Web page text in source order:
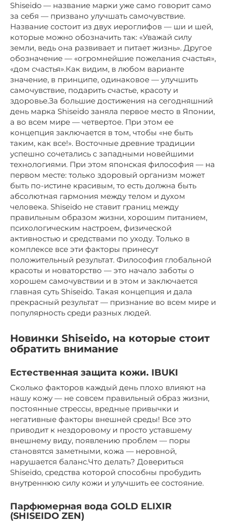
Shiseido — название марки уже само говорит само
за себя — призвано улучшать самочувствие.
Название состоит из двух иероглифов — ши и шей,
которые можно обозначить так: «Уважай силу
земли, ведь она развивает и питает жизнь». Другое
обозначение — «огромнейшие пожелания счастья»,
«дом счастья».Как видим, в любом варианте
значение, в принципе, одинаковое — улучшить
самочувствие, подарить счастье, красоту и
здоровье.За большие достижения на сегодняшний
день марка Shiseido заняла первое место в Японии,
а во всем мире — четвертое. При этом ее
концепция заключается в том, чтобы «не быть
таким, как все!». Восточные древние традиции
успешно сочетались с западными новейшими
технологиями. При этом японская философия — на
первом месте: только здоровый организм может
быть по-истине красивым, то есть должна быть
абсолютная гармония между телом и духом
человека. Shiseido не ставит границ между
правильным образом жизни, хорошим питанием,
психологическим настроем, физической
активностью и средствами по уходу. Только в
комплексе все эти факторы принесут
положительный результат. Философия глобальной
красоты и новаторство — это начало заботы о
хорошем самочувствии и в этом и заключается
главная суть Shiseido. Такая концепция и дала
прекрасный результат — признание во всем мире и
популярность среди разных людей.
Новинки Shiseido, на которые стоит
обратить внимание
Естественная защита кожи. IBUKI
Сколько факторов каждый день плохо влияют на
нашу кожу — не совсем правильный образ жизни,
постоянные стрессы, вредные привычки и
негативные факторы внешней среды! Все это
приводит к нездоровому и просто уставшему
внешнему виду, появлению проблем — поры
становятся заметными, кожа — неровной,
нарушается баланс.Что делать? Довериться
Shiseido, средства которой способны пробудить
внутреннюю силу кожи и улучшить ее состояние.
Парфюмерная вода GOLD ELIXIR
(SHISEIDO ZEN)